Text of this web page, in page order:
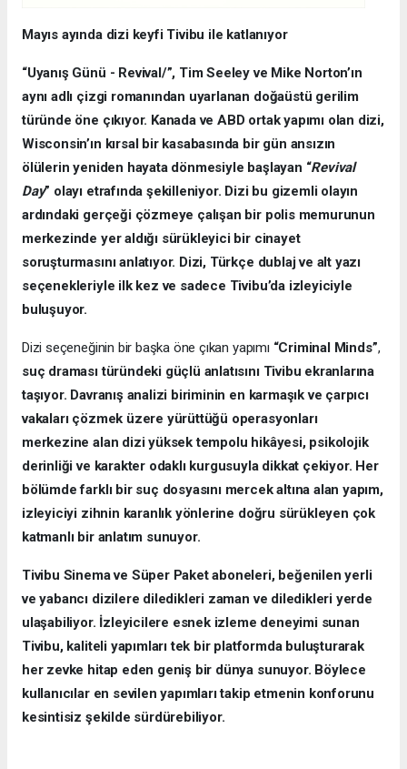
Mayıs ayında dizi keyfi Tivibu ile katlanıyor
“Uyanış Günü - Revival/”, Tim Seeley ve Mike Norton’ın
aynı adlı çizgi romanından uyarlanan doğaüstü gerilim
türünde öne çıkıyor. Kanada ve ABD ortak yapımı olan dizi,
Wisconsin’ın kırsal bir kasabasında bir gün ansızın
ölülerin yeniden hayata dönmesiyle başlayan “Revival
Day” olayı etrafında şekilleniyor. Dizi bu gizemli olayın
ardındaki gerçeği çözmeye çalışan bir polis memurunun
merkezinde yer aldığı sürükleyici bir cinayet
soruşturmasını anlatıyor. Dizi, Türkçe dublaj ve alt yazı
seçenekleriyle ilk kez ve sadece Tivibu’da izleyiciyle
buluşuyor.
Dizi seçeneğinin bir başka öne çıkan yapımı “Criminal Minds”,
suç draması türündeki güçlü anlatısını Tivibu ekranlarına
taşıyor. Davranış analizi biriminin en karmaşık ve çarpıcı
vakaları çözmek üzere yürüttüğü operasyonları
merkezine alan dizi yüksek tempolu hikâyesi, psikolojik
derinliği ve karakter odaklı kurgusuyla dikkat çekiyor. Her
bölümde farklı bir suç dosyasını mercek altına alan yapım,
izleyiciyi zihnin karanlık yönlerine doğru sürükleyen çok
katmanlı bir anlatım sunuyor.
Tivibu Sinema ve Süper Paket aboneleri, beğenilen yerli
ve yabancı dizilere diledikleri zaman ve diledikleri yerde
ulaşabiliyor. İzleyicilere esnek izleme deneyimi sunan
Tivibu, kaliteli yapımları tek bir platformda buluşturarak
her zevke hitap eden geniş bir dünya sunuyor. Böylece
kullanıcılar en sevilen yapımları takip etmenin konforunu
kesintisiz şekilde sürdürebiliyor.